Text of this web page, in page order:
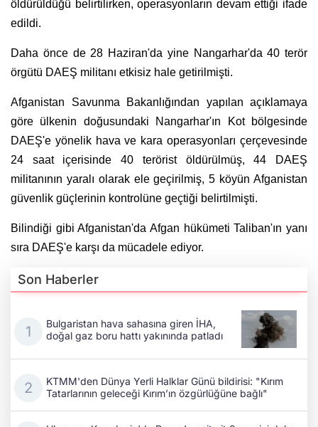
öldürüldüğü belirtilirken, operasyonların devam ettiği ifade
edildi.
Daha önce de 28 Haziran'da yine Nangarhar'da 40 terör
örgütü DAEŞ militanı etkisiz hale getirilmişti.
Afganistan Savunma Bakanlığından yapılan açıklamaya
göre ülkenin doğusundaki Nangarhar'ın Kot bölgesinde
DAEŞ'e yönelik hava ve kara operasyonları çerçevesinde
24 saat içerisinde 40 terörist öldürülmüş,44 DAEŞ
militanının yaralı olarak ele geçirilmiş, 5 köyün Afganistan
güvenlik güçlerinin kontrolüne geçtiği belirtilmişti.
Bilindiği gibi Afganistan'da Afgan hükümeti Taliban'ın yanı
sıra DAEŞ'e karşı da mücadele ediyor.
Son Haberler
Bulgaristan hava sahasına giren İHA,
doğal gaz boru hattı yakınında patladı
KTMM'den Dünya Yerli Halklar Günü bildirisi: "Kırım
Tatarlarının geleceği Kırım’ın özgürlüğüne bağlı"